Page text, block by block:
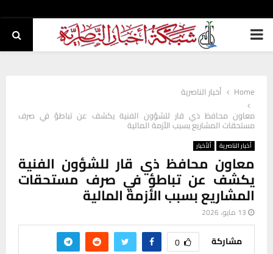
PRIMARY
Home
أخبار الناصرية
معاون محافظ ذي قار للشؤون الفنية يكشف عن تباطؤ في صرف
مستحقات المشاريع بسبب الأزمة المالية
أخبار الناصرية ألأخبار
معاون محافظ ذي قار للشؤون الفنية
يكشف عن تباطؤ في صرف مستحقات
المشاريع بسبب الأزمة المالية
13 مايو، 2026
مشاركة 0